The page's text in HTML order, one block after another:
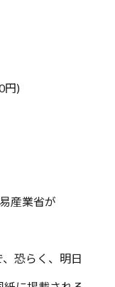
円)
産業省が
恐らく、明日